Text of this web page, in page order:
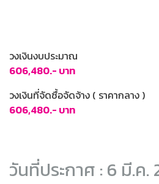
วงเงินงบประมาณ
606,480.- บาท
วงเงินที่จัดซื้อจัดจ้าง ( ราคากลาง )
606,480.- บาท
วันที่ประกาศ : 6 มี.ค.